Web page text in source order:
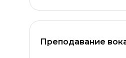
Преподавание